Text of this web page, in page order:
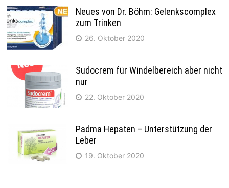
Neues von Dr. Böhm: Gelenkscomplex
zum Trinken
26. Oktober 2020
Sudocrem für Windelbereich aber nicht
nur
22. Oktober 2020
Padma Hepaten – Unterstützung der
Leber
19. Oktober 2020